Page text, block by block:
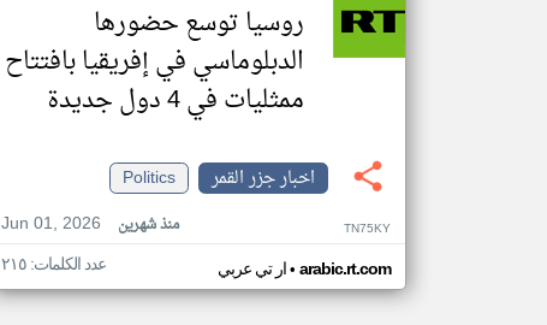
روسيا توسع حضورها
الدبلوماسي في إفريقيا بافتتاح
ممثليات في 4 دول جديدة
اخبار جزر القمر
Politics
Jun 01, 2026
منذ شهرين TN75KY
ار تي عربي• arabic.rt.com عدد الكلمات: ٢١٥